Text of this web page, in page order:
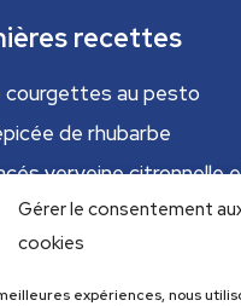
Gérer le consentement
cookies
expériences, nous
recettes
courgettes au pesto
de rhubarbe
verveine citronnelle
à la courgette (IG
courgettes